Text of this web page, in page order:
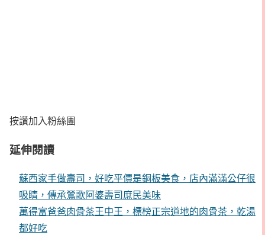
按讚加入粉絲團
延伸閱讀
蘇西家手做壽司，好吃平價是銅板美食，店內滿滿公仔很
吸睛，傳承鶯歌阿婆壽司庶民美味
萬得富爸爸肉骨茶王中王，標榜正宗道地的肉骨茶，乾湯
都好吃